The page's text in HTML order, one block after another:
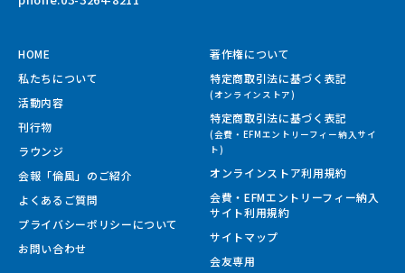
HOME
私たちについて
活動内容
刊行物
ラウンジ
会報「倫風」のご紹介
よくあるご質問
プライバシーポリシーについて
お問い合わせ
著作権について
特定商取引法に基づく表記
(オンラインストア)
特定商取引法に基づく表記
(会費・EFMエントリーフィー納入サイ
ト)
オンラインストア利用規約
会費・EFMエントリーフィー納入
サイト利用規約
サイトマップ
会友専用